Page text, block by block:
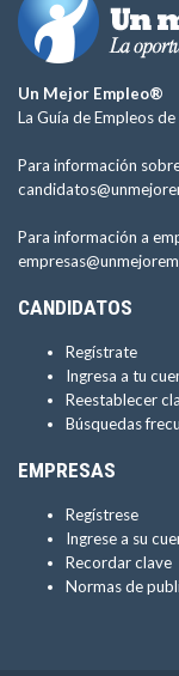
Un Mejor Empleo®
La Guía de Empleos de
Para información
Para información a
CANDIDATOS
Regístrate
Ingresa a tu
Reestablecer
Búsquedas
EMPRESAS
Regístrese
Ingrese a su
Recordar clave
Normas de